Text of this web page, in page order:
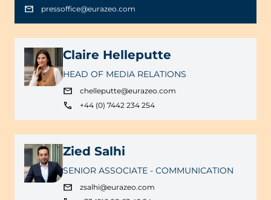
pressoffice@eurazeo.com
Claire Helleputte
HEAD OF MEDIA RELATIONS
chelleputte@eurazeo.com
+44 (0) 7442 234 254
Zied Salhi
SENIOR ASSOCIATE - COMMUNICATION
zsalhi@eurazeo.com